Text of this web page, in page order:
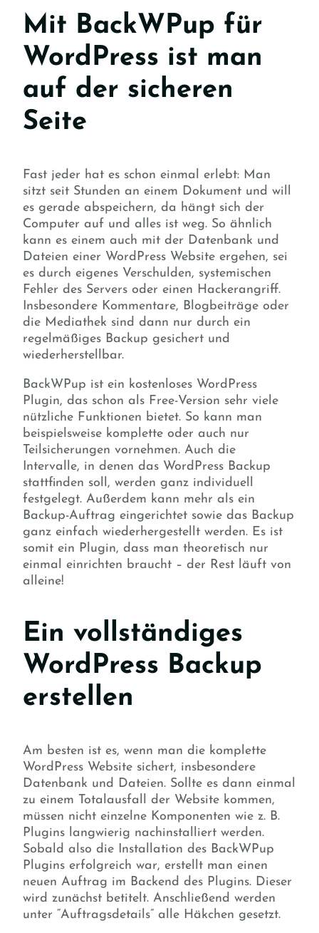
Mit BackWPup für
WordPress ist man
auf der sicheren
Seite
Fast jeder hat es schon einmal erlebt: Man
sitzt seit Stunden an einem Dokument und will
es gerade abspeichern, da hängt sich der
Computer auf und alles ist weg. So ähnlich
kann es einem auch mit der Datenbank und
Dateien einer WordPress Website ergehen, sei
es durch eigenes Verschulden, systemischen
Fehler des Servers oder einen Hackerangriff.
Insbesondere Kommentare, Blogbeiträge oder
die Mediathek sind dann nur durch ein
regelmäßiges Backup gesichert und
wiederherstellbar.
BackWPup ist ein kostenloses WordPress
Plugin, das schon als Free-Version sehr viele
nützliche Funktionen bietet. So kann man
beispielsweise komplette oder auch nur
Teilsicherungen vornehmen. Auch die
Intervalle, in denen das WordPress Backup
stattfinden soll, werden ganz individuell
festgelegt. Außerdem kann mehr als ein
Backup-Auftrag eingerichtet sowie das Backup
ganz einfach wiederhergestellt werden. Es ist
somit ein Plugin, dass man theoretisch nur
einmal einrichten braucht – der Rest läuft von
alleine!
Ein vollständiges
WordPress Backup
erstellen
Am besten ist es, wenn man die komplette
WordPress Website sichert, insbesondere
Datenbank und Dateien. Sollte es dann einmal
zu einem Totalausfall der Website kommen,
müssen nicht einzelne Komponenten wie z. B.
Plugins langwierig nachinstalliert werden.
Sobald also die Installation des BackWPup
Plugins erfolgreich war, erstellt man einen
neuen Auftrag im Backend des Plugins. Dieser
wird zunächst betitelt. Anschließend werden
unter “Auftragsdetails” alle Häkchen gesetzt.